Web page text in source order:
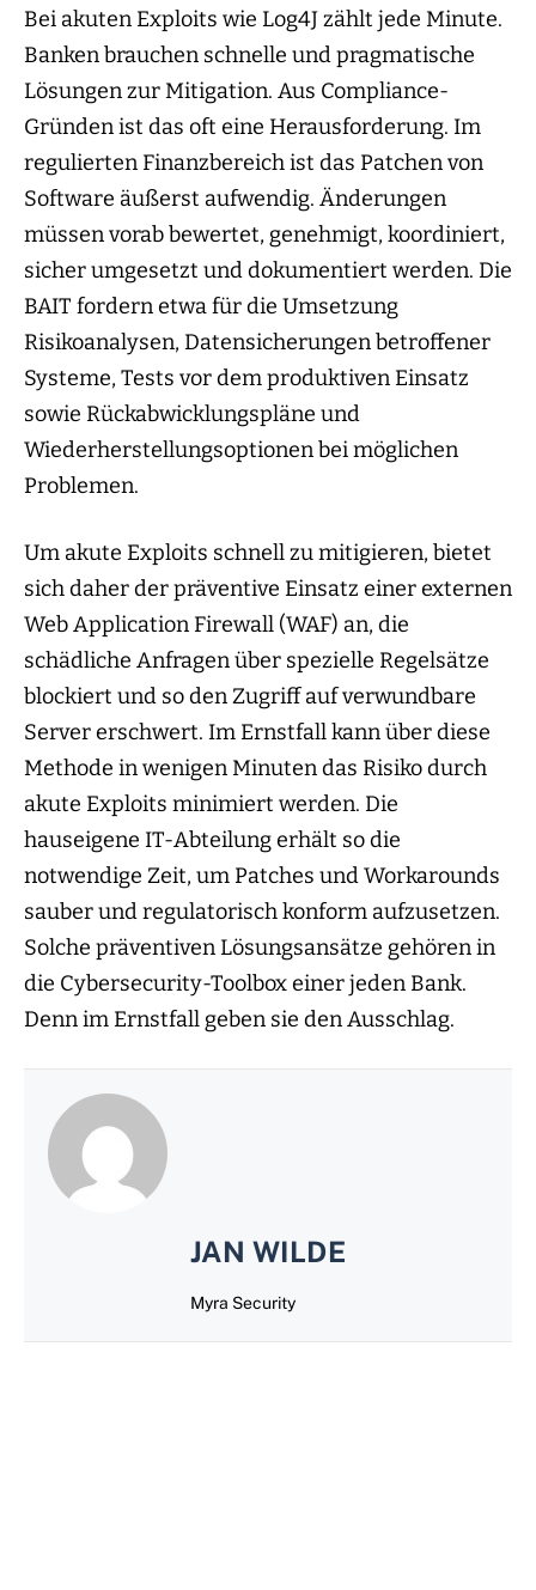
Bei akuten Exploits wie Log4J zählt jede Minute.
Banken brauchen schnelle und pragmatische
Lösungen zur Mitigation. Aus Compliance-
Gründen ist das oft eine Herausforderung. Im
regulierten Finanzbereich ist das Patchen von
Software äußerst aufwendig. Änderungen
müssen vorab bewertet, genehmigt, koordiniert,
sicher umgesetzt und dokumentiert werden. Die
BAIT fordern etwa für die Umsetzung
Risikoanalysen, Datensicherungen betroffener
Systeme, Tests vor dem produktiven Einsatz
sowie Rückabwicklungspläne und
Wiederherstellungsoptionen bei möglichen
Problemen.
Um akute Exploits schnell zu mitigieren, bietet
sich daher der präventive Einsatz einer externen
Web Application Firewall (WAF) an, die
schädliche Anfragen über spezielle Regelsätze
blockiert und so den Zugriff auf verwundbare
Server erschwert. Im Ernstfall kann über diese
Methode in wenigen Minuten das Risiko durch
akute Exploits minimiert werden. Die
hauseigene IT-Abteilung erhält so die
notwendige Zeit, um Patches und Workarounds
sauber und regulatorisch konform aufzusetzen.
Solche präventiven Lösungsansätze gehören in
die Cybersecurity-Toolbox einer jeden Bank.
Denn im Ernstfall geben sie den Ausschlag.
JAN WILDE
Myra Security